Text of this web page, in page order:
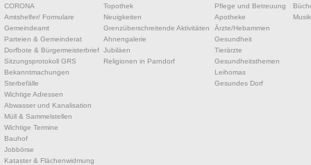
CORONA
Amtshelfer/ Formulare
Gemeindeamt
Parteien & Gemeinderat
Dorfbote & Bürgermeisterbrief
Sitzungsprotokoll GRS
Bekanntmachungen
Sterbefälle
Wichtige Adressen
Abwasser und Kanalisation
Müll & Sammelstellen
Wichtige Termine
Bauhof
Jobbörse
Kataster & Flächenwidmung
Topothek
Neuigkeiten
Grenzüberschreitende Aktivitäten
Ahnengalerie
Jubiläen
Religionen in Parndorf
Pflege und Betreuung
Apotheke
Ärzte/Hebammen
Gesundheit
Tierärzte
Gesundheitsthemen
Leihomas
Gesundes Dorf